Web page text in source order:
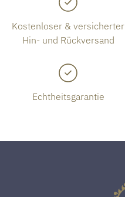
Kostenloser & versicherter
Hin- und Rückversand
Echtheitsgarantie